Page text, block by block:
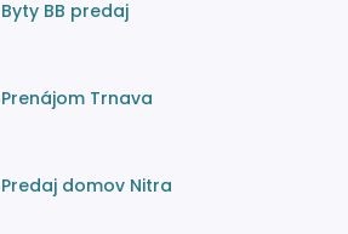
Byty BB predaj
Prenájom Trnava
Predaj domov Nitra